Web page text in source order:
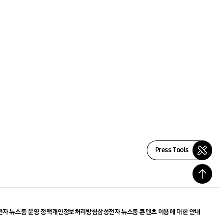
Press Tools
자 뉴스룸 운영 정책개인정보처리방침삼성전자 뉴스룸 콘텐츠 이용에 대한 안내